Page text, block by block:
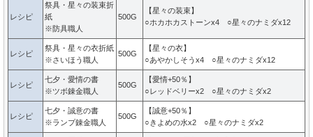
レシピ
祭具・星々の装束折
紙
※防具職人
500G
【星々の装束】
○ホカホカストーンx4 ○星々のナミダx12
レシピ
祭具・星々の衣折紙
※さいほう職人
500G
【星々の衣】
○あやかしそうx4 ○星々のナミダx12
レシピ
七夕・愛情の書
※ツボ錬金職人
500G
【愛情+50％】
○レッドベリーx2 ○星々のナミダx2
レシピ
七夕・誠意の書
※ランプ錬金職人
500G
【誠意+50％】
○きよめの水x2 ○星々のナミダx2